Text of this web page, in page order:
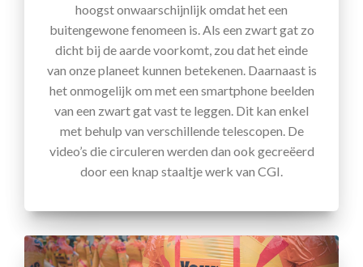
hoogst onwaarschijnlijk omdat het een
buitengewone fenomeen is. Als een zwart gat zo
dicht bij de aarde voorkomt, zou dat het einde
van onze planeet kunnen betekenen. Daarnaast is
het onmogelijk om met een smartphone beelden
van een zwart gat vast te leggen. Dit kan enkel
met behulp van verschillende telescopen. De
video’s die circuleren werden dan ook gecreëerd
door een knap staaltje werk van CGI.